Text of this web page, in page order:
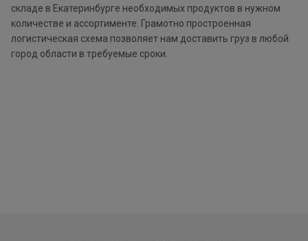
складе в Екатеринбурге необходимых продуктов в нужном
количестве и ассортименте. Грамотно простроенная
логистическая схема позволяет нам доставить груз в любой
город области в требуемые сроки.